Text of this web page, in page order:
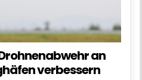
an
verbessern